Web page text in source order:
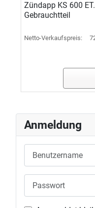
Zündapp KS 600
Gebrauchtteil
Netto-Verkaufspreis:
Anmeldung